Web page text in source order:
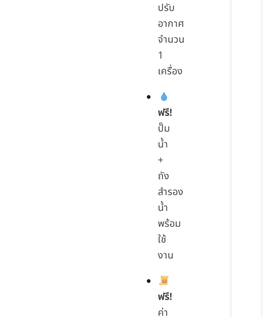
ปรับ
อากาศ
จำนวน
1
เครื่อง
ฟรี!
ปั๊ม
น้ำ
+
ถัง
สำรอง
น้ำ
พร้อม
ใช้
งาน
ฟรี!
ค่า